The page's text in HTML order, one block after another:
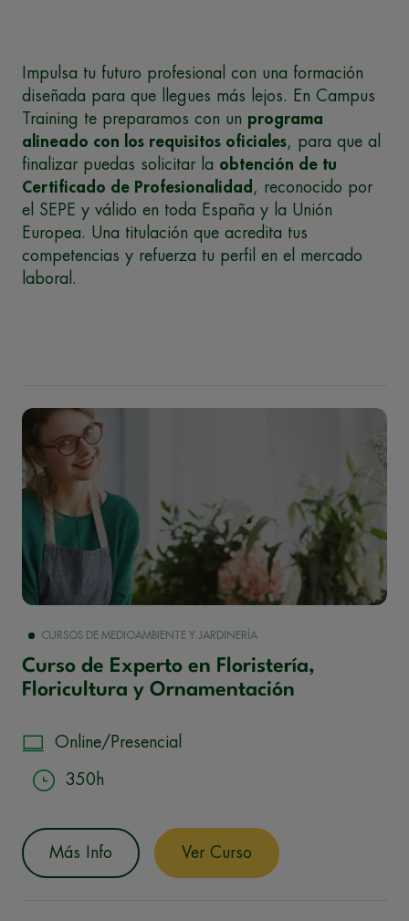
Impulsa tu futuro profesional con una formación
diseñada para que llegues más lejos. En Campus
Training te preparamos con un programa
alineado con los requisitos oficiales, para que al
finalizar puedas solicitar la obtención de tu
Certificado de Profesionalidad , reconocido por
el SEPE y válido en toda España y la Unión
Europea. Una titulación que acredita tus
competencias y refuerza tu perfil en el mercado
laboral.
CURSOS DE MEDIOAMBIENTE Y JARDINERÍA
Curso de Experto en Floristería,
Floricultura y Ornamentación
Online/Presencial
350h
Más Info Ver Curso